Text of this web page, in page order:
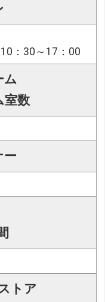
：30～17：00
ム
室数
ー
トア